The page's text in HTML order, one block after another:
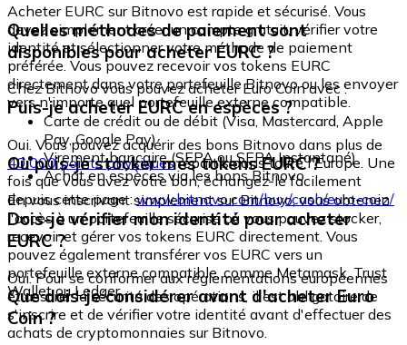
Acheter EURC sur Bitnovo est rapide et sécurisé. Vous
devez simplement créer un compte gratuit, vérifier votre
identité et sélectionner votre méthode de paiement
préférée. Vous pouvez recevoir vos tokens EURC
directement dans votre portefeuille Bitnovo ou les envoyer
vers n'importe quel portefeuille externe compatible.
Quelles méthodes de paiement sont
disponibles pour acheter EURC ?
Chez Bitnovo vous pouvez acheter Euro Coin avec :
Carte de crédit ou de débit (Visa, Mastercard, Apple
Pay, Google Pay)
Virement bancaire (SEPA ou SEPA Instantané)
Achat en espèces via les bons Bitnovo
Puis-je acheter EURC en espèces ?
Oui. Vous pouvez acquérir des bons Bitnovo dans plus de
40 000 points physiquesrépartis dans toute l'Europe. Une
fois que vous avez votre bon, échangez-le facilement
depuis cette page :www.bitnovo.com/buy/cash/euro-coin/
Où puis-je stocker mes tokens EURC ?
En vous inscrivant simplement sur Bitnovo, vous obtenez
l'accès à un portefeuille sécurisé où vous pouvez stocker,
recevoir et gérer vos tokens EURC directement. Vous
pouvez également transférer vos EURC vers un
portefeuille externe compatible, comme Metamask, Trust
Wallet ou Ledger.
Dois-je vérifier mon identité pour acheter
EURC ?
Oui. Pour se conformer aux réglementations européennes
et assurer la sécurité des opérations, il est obligatoire de
s'inscrire et de vérifier votre identité avant d'effectuer des
achats de cryptomonnaies sur Bitnovo.
Que dois-je considérer avant d'acheter Euro
Coin ?